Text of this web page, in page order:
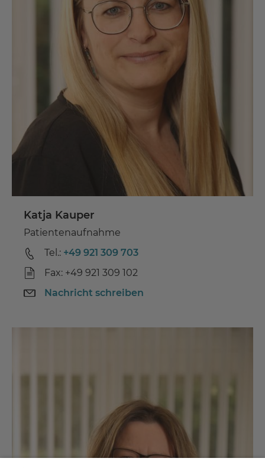
Katja Kauper
Patientenaufnahme
Tel.: +49 921 309 703
Fax: +49 921 309 102
Nachricht schreiben